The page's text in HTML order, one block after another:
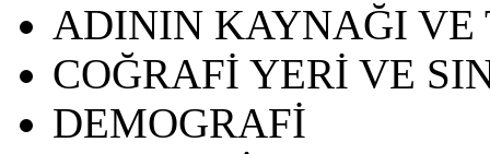
ADININ KAYNAĞI VE
COĞRAFİ YERİ VE
DEMOGRAFİ